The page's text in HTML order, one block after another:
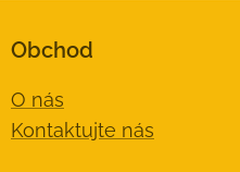
Obchod
O nás
Kontaktujte nás